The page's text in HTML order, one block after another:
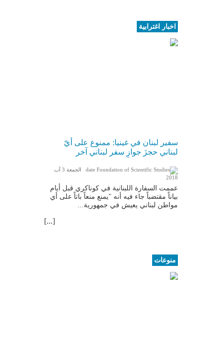
اخبار اغترابية
سفير لبنان في غينيا: ممنوع على أيّ
لبناني حجزَ جوازِ سفر لبناني آخر
الجمعة 3 آب
2018
عممت السفارة اللبنانية في كوناكري قبل أيام
بياناً مقتضباً جاء فيه أنه "يمنع منعاً باتاً على أي
مواطن لبناني يعيش في جمهورية...
[...]
منوعات